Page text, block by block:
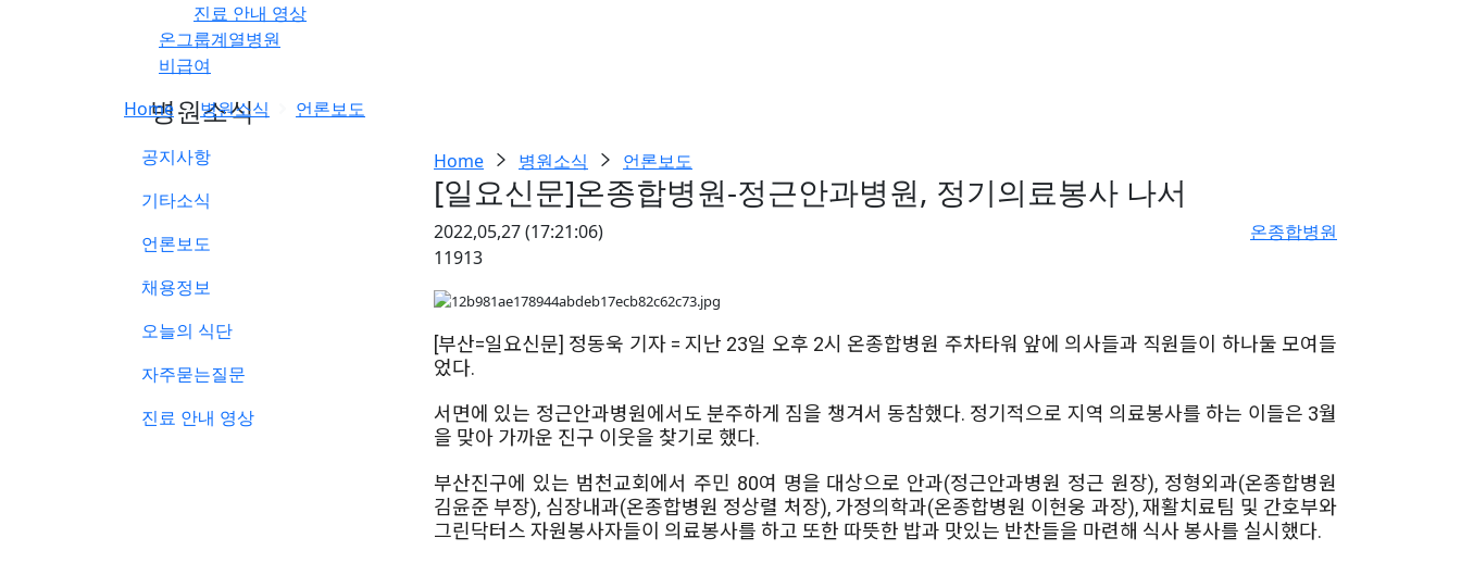
진료 안내 영상
온그룹계열병원
비급여
Home
병원소식 언론보도
Home 병원소식 언론보도
[일요신문]온종합병원-정근안과병원, 정기의료봉사 나서
온종합병원
2022,05,27(17:21:06)
11913
[부산=일요신문] 정동욱 기자 = 지난 23일 오후 2시 온종합병원 주차타워 앞에 의사들과 직원들이 하나둘 모여들
었다.
서면에 있는 정근안과병원에서도 분주하게 짐을 챙겨서 동참했다. 정기적으로 지역 의료봉사를 하는 이들은 3월
을 맞아 가까운 진구 이웃을 찾기로 했다.
부산진구에 있는 범천교회에서 주민 80여 명을 대상으로 안과(정근안과병원 정근 원장), 정형외과(온종합병원
김윤준 부장), 심장내과(온종합병원 정상렬 처장), 가정의학과(온종합병원 이현웅 과장), 재활치료팀 및 간호부와
그린닥터스 자원봉사자들이 의료봉사를 하고 또한 따뜻한 밥과 맛있는 반찬들을 마련해 식사 봉사를 실시했다.
병원소식
공지사항
기타소식
언론보도
채용정보
오늘의 식단
자주묻는질문
진료 안내 영상